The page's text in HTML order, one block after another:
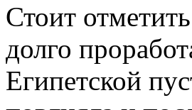
Стоит
долго
Египетской